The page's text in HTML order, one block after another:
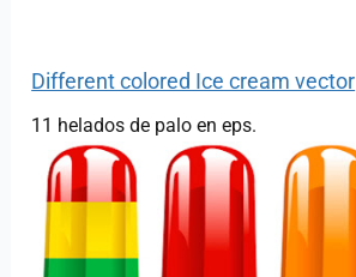
Different colored Ice cream vector
11 helados de palo en eps.